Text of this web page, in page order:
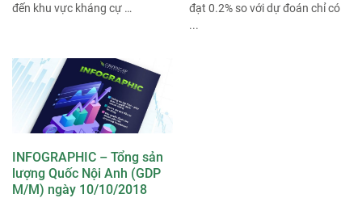
đến khu vực kháng cự …
đạt 0.2% so với dự đoán chỉ có
...
INFOGRAPHIC – Tổng sản
lượng Quốc Nội Anh (GDP
M/M) ngày 10/10/2018